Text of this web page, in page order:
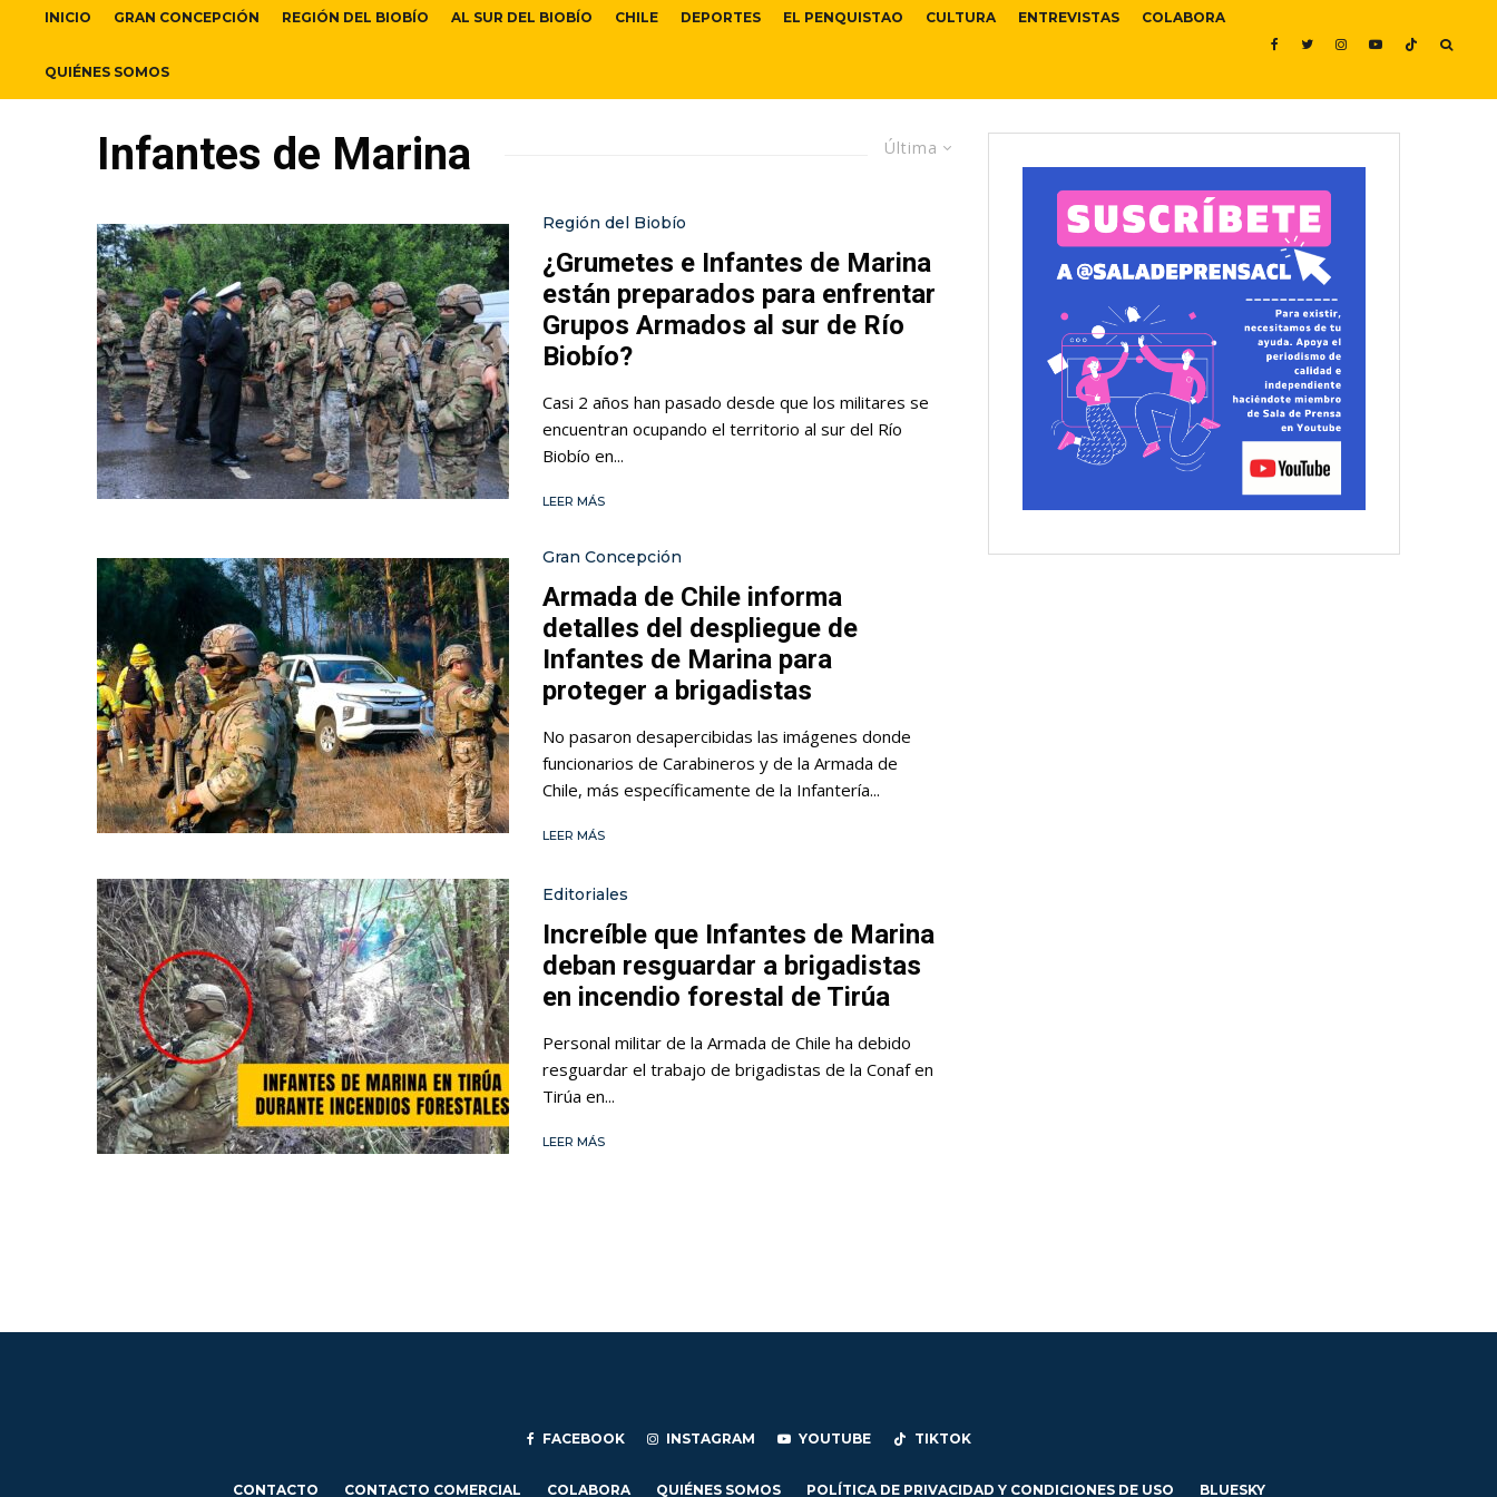
INICIO GRAN CONCEPCIÓN REGIÓN DEL BIOBÍO AL SUR DEL BIOBÍO CHILE DEPORTES EL PENQUISTAO CULTURA ENTREVISTAS COLABORA
QUIÉNES SOMOS
Última
Infantes de Marina
Región del Biobío
¿Grumetes e Infantes de Marina
están preparados para enfrentar
Grupos Armados al sur de Río
Biobío?
Casi 2 años han pasado desde que los militares se
encuentran ocupando el territorio al sur del Río
Biobío en...
LEER MÁS
Gran Concepción
Armada de Chile informa
detalles del despliegue de
Infantes de Marina para
proteger a brigadistas
No pasaron desapercibidas las imágenes donde
funcionarios de Carabineros y de la Armada de
Chile, más específicamente de la Infantería...
LEER MÁS
Editoriales
Increíble que Infantes de Marina
deban resguardar a brigadistas
en incendio forestal de Tirúa
Personal militar de la Armada de Chile ha debido
resguardar el trabajo de brigadistas de la Conaf en
Tirúa en...
LEER MÁS
FACEBOOK INSTAGRAM YOUTUBE TIKTOK
CONTACTO CONTACTO COMERCIAL COLABORA QUIÉNES SOMOS POLÍTICA DE PRIVACIDAD Y CONDICIONES DE USO BLUESKY